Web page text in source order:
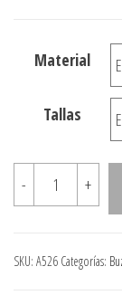
Material
Tallas
-
A526
PANTALON
MUJER
+
SKU: A526 Categorías: